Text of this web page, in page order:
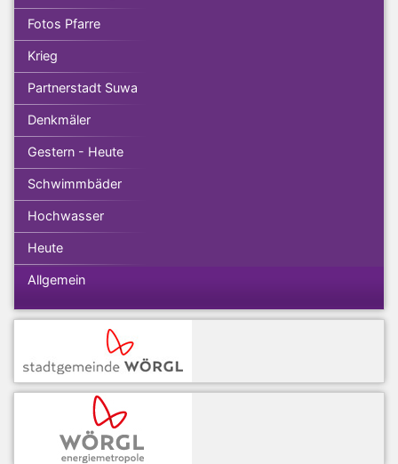
Fotos Pfarre
Krieg
Partnerstadt Suwa
Denkmäler
Gestern - Heute
Schwimmbäder
Hochwasser
Heute
Allgemein